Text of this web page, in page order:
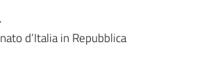
d’Italia in Repubblica